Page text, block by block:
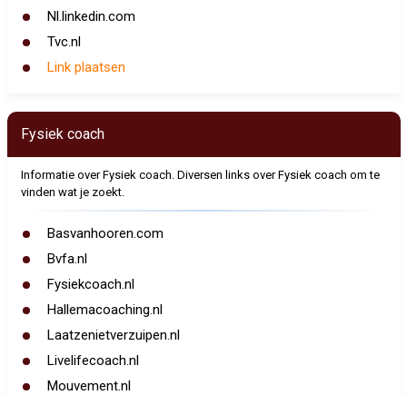
Nl.linkedin.com
Tvc.nl
Link plaatsen
Fysiek coach
Informatie over Fysiek coach. Diversen links over Fysiek coach om te
vinden wat je zoekt.
Basvanhooren.com
Bvfa.nl
Fysiekcoach.nl
Hallemacoaching.nl
Laatzenietverzuipen.nl
Livelifecoach.nl
Mouvement.nl